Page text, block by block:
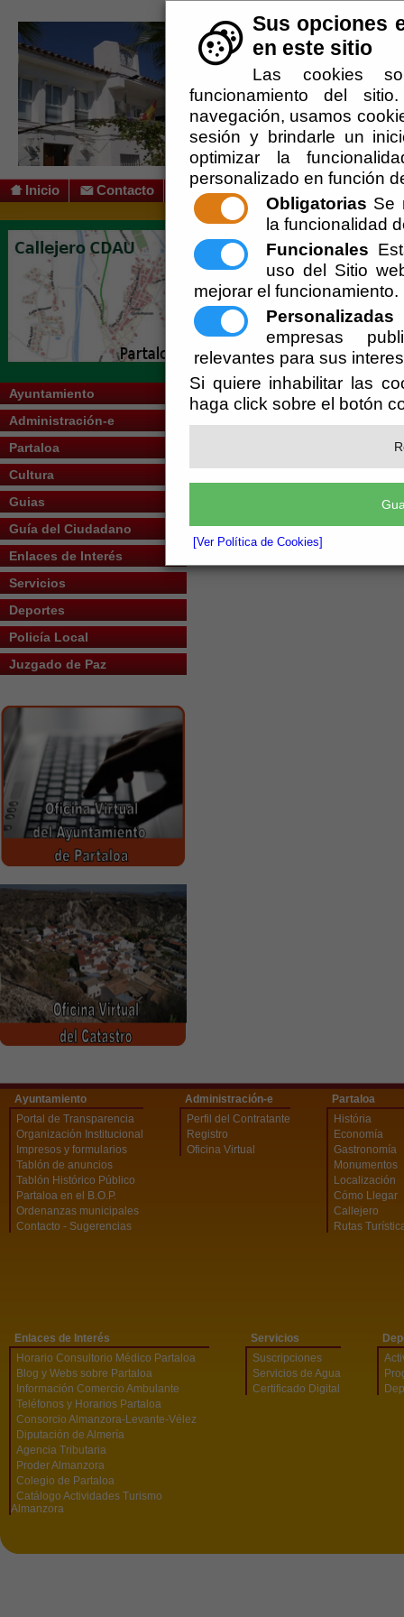
Sus opciones
en este sitio
Las cookies
funcionamiento del
navegación, usamos
sesión y brindarle un
optimizar la
personalizado en función
Obligatorias Se
la funcionalidad
Funcionales
uso del Sitio
mejorar el funcionamiento.
Personalizadas
empresas
relevantes para sus
Si quiere inhabilitar las
haga click sobre el botón
[Ver Política de Cookies]
Inicio Contacto
Ayuntamiento
Administración-e
Partaloa
Cultura
Guias
Guía del Ciudadano
Enlaces de Interés
Servicios
Deportes
Policía Local
Juzgado de Paz
Usted se encuentra aquí:Inicio // Cruce
Vigente.
Escuchar
Diputación de Almería finanza
en Carretera A-399 en calle el Pilar"
Ver galería de imágenes
Galería de imágenes:
Ayuntamiento
Portal de Transparencia
Organización Institucional
Impresos y formularios
Tablón de anuncios
Tablón Histórico Público
Partaloa en el B.O.P.
Ordenanzas municipales
Contacto - Sugerencias
Administración-e
Perfil del Contratante
Registro
Oficina Virtual
Partaloa
História
Economía
Gastronomía
Monumentos
Localización
Cómo Llegar
Callejero
Rutas
Enlaces de Interés
Horario Consultorio Médico Partaloa
Blog y Webs sobre Partaloa
Información Comercio Ambulante
Teléfonos y Horarios Partaloa
Consorcio Almanzora-Levante-Vélez
Diputación de Almería
Agencia Tributaria
Proder Almanzora
Colegio de Partaloa
Catálogo Actividades Turismo
Almanzora
Servicios
Suscripciones
Servicios de Agua
Certificado Digital